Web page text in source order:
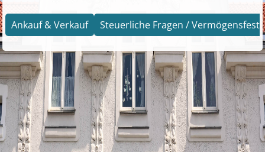
Ankauf & Verkauf Steuerliche Fragen /